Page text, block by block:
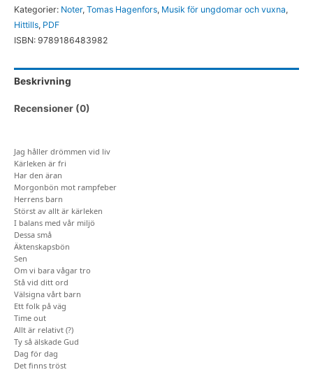
mängd
Kategorier: Noter, Tomas Hagenfors, Musik för ungdomar och vuxna,
Hittills, PDF
ISBN: 9789186483982
Beskrivning
Recensioner (0)
Jag håller drömmen vid liv
Kärleken är fri
Har den äran
Morgonbön mot rampfeber
Herrens barn
Störst av allt är kärleken
I balans med vår miljö
Dessa små
Äktenskapsbön
Sen
Om vi bara vågar tro
Stå vid ditt ord
Välsigna vårt barn
Ett folk på väg
Time out
Allt är relativt (?)
Ty så älskade Gud
Dag för dag
Det finns tröst